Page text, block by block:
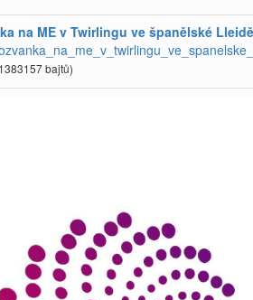
na ME v Twirlingu ve španělské
bajtů)